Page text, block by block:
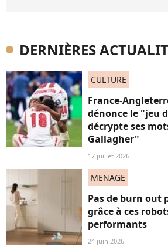
DERNIÈRES
CULTURE
France-
dénonce le "jeu
décrypte ses
Gallagher"
17 juillet 2026
MENAGE
Pas de burn out
grâce à ces
performants
24 juin 2026